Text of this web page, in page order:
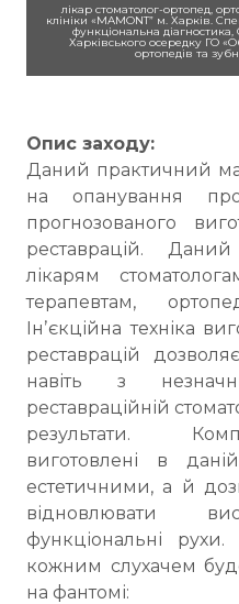
лікар стоматолог-ортопед,
клініки «MAMONT” м. Харків.
функціональна
Харківського осередку ГО
ортопедів та
Опис заходу:
Даний практичний
на опанування
прогнозованого
реставрацій.
лікарям
терапевтам,
Інʼєкційна техніка
реставрацій
навіть з
реставраційній
результати.
виготовлені в
естетичними, а й
відновлювати
функціональні
кожним слухачем
на фантомі: